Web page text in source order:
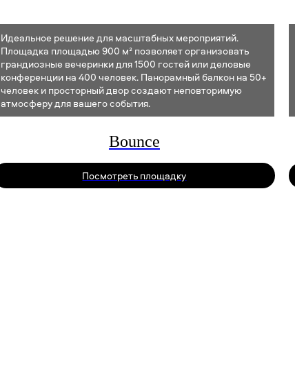
Идеальное решение для масштабных мероприятий.
Площадка площадью 900 м² позволяет организовать
грандиозные вечеринки для 1500 гостей или деловые
конференции на 400 человек. Панорамный балкон на 50+
человек и просторный двор создают неповторимую
атмосферу для вашего события.
Bounce
Посмотреть площадку
Политика конфиденциальности